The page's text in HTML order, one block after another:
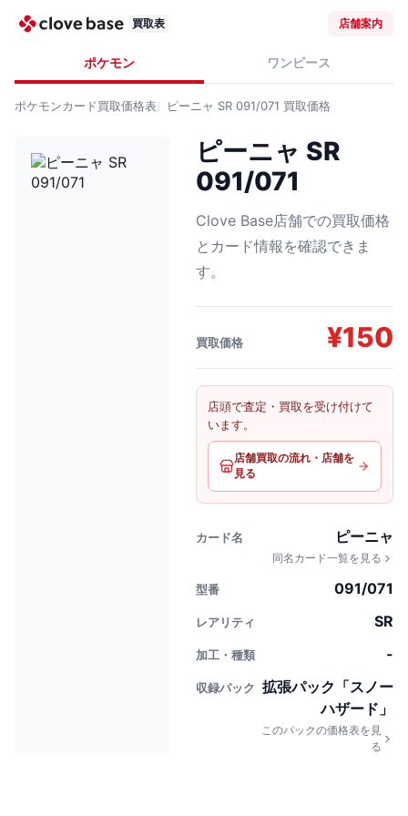
買取表 店舗案内
ポケモン ワンピース
ポケモンカード買取価格表 ピーニャ SR 091/071 買取価格
ピーニャ SR
091/071
Clove Base店舗での買取価格
とカード情報を確認できま
す。
買取価格 ¥150
店頭で査定・買取を受け付けて
います。
店舗買取の流れ・店舗を
見る
カード名 ピーニャ
同名カード一覧を見る
型番 091/071
レアリティ SR
加工・種類 -
収録パック
拡張パック「スノー
ハザード」
このパックの価格表を見
る